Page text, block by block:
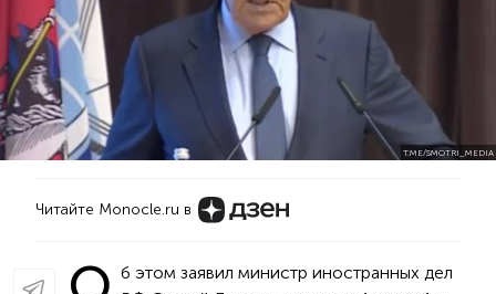
T.ME/SMOTRI_MEDIA
Читайте Monocle.ru в
б этом заявил министр иностранных дел